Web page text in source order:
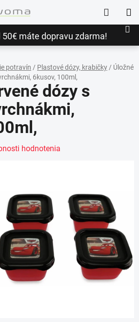
50€ máte dopravu zdarma!
Hľadať
potravín / Plastové dózy, krabičky/ Úložné
6kusov, 100ml,
dózy s
hodnotenia